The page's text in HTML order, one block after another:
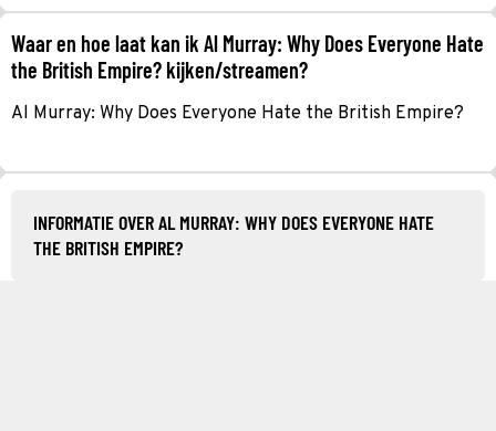
Waar en hoe laat kan ik Al Murray: Why Does Everyone Hate
the British Empire? kijken/streamen?
Al Murray: Why Does Everyone Hate the British Empire?
INFORMATIE OVER AL MURRAY: WHY DOES EVERYONE HATE
THE BRITISH EMPIRE?